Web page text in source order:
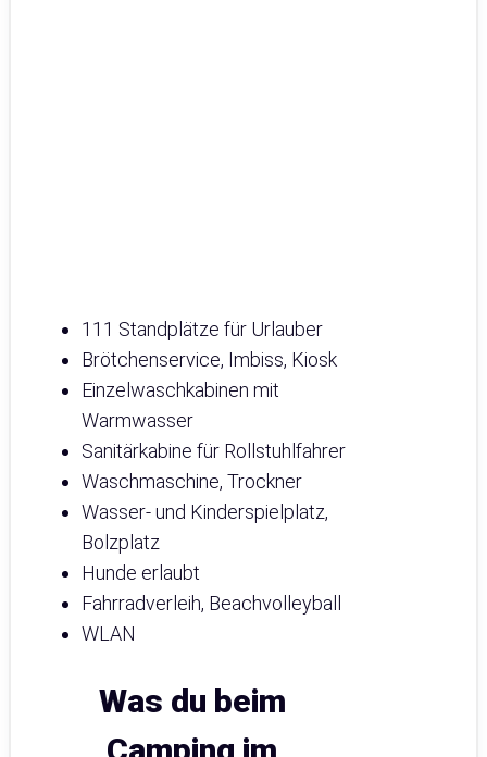
111 Standplätze für Urlauber
Brötchenservice, Imbiss, Kiosk
Einzelwaschkabinen mit
Warmwasser
Sanitärkabine für Rollstuhlfahrer
Waschmaschine, Trockner
Wasser- und Kinderspielplatz,
Bolzplatz
Hunde erlaubt
Fahrradverleih, Beachvolleyball
WLAN
Was du beim